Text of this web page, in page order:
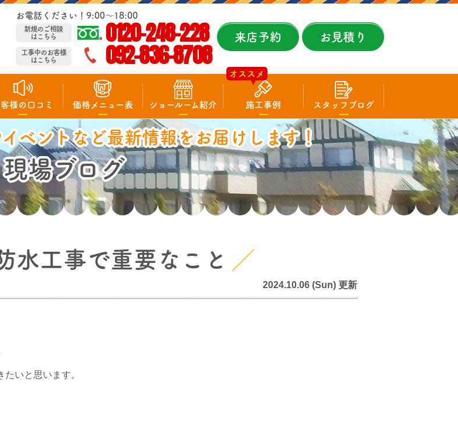
お電話ください！9:00～18:00
新規のご相談
はこちら
0120-248-228
工事中のお客様
はこちら
092-836-8708
来店予約 お見積り
様の口コミ 価格メニュー表 ショールーム紹介 施工事例
オススメ
スタッフブログ
ベントなど最新情報をお届けします！
現場ブログ
水工事で重要なこと
2024.10.06 (Sun) 更新
いと思います。